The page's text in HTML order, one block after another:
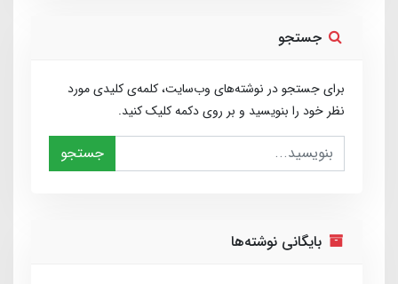
جستجو
برای جستجو در نوشته‌های وب‌سایت، کلمه‌ی کلیدی مورد
نظر خود را بنویسید و بر روی دکمه کلیک کنید.
جستجو
بایگانی نوشته‌ها